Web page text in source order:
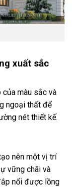
xuất sắc
màu sắc và
ngoại thất để
nét thiết kế.
nên một vị trí
vững chãi và
nổi được lồng